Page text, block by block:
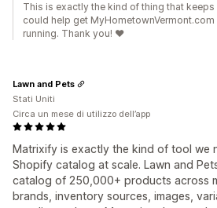
This is exactly the kind of thing that
could help get
running. Thank you! ❤️
Matrixify is exactly the kind of tool we
Shopify catalog at scale. Lawn and
catalog of 250,000+ products across
brands, inventory sources, images,
Lawn and Pets
Stati Uniti
Circa un mese di utilizzo dell’app